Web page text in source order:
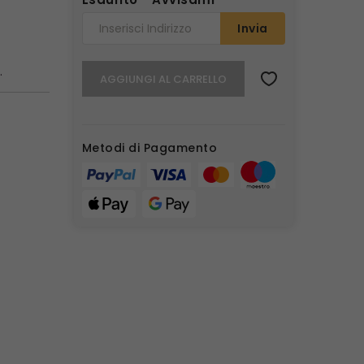
Invia
AGGIUNGI AL CARRELLO
Metodi di Pagamento